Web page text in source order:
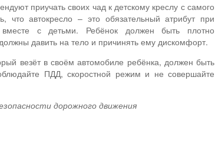
приучать своих чад к детскому креслу с самого
что автокресло – это обязательный атрибут при
вместе с детьми. Ребёнок должен быть плотно
давить на тело и причинять ему дискомфорт.
везёт в своём автомобиле ребёнка, должен быть
ПДД, скоростной режим и не совершайте
дорожного движения